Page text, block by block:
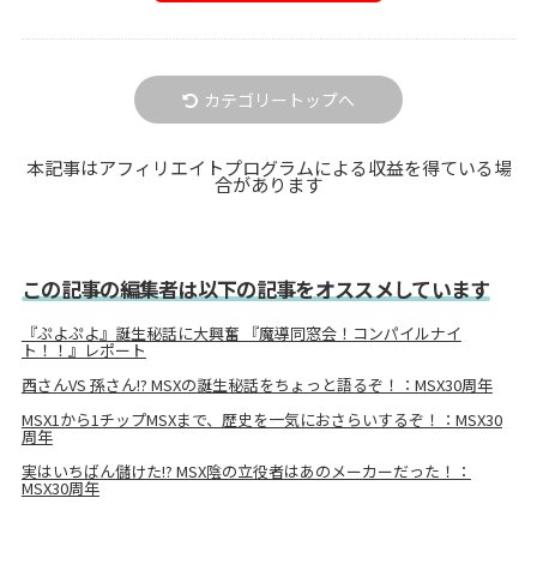
カテゴリートップへ
本記事はアフィリエイトプログラムによる収益を得ている場
合があります
この記事の編集者は以下の記事をオススメしています
『ぷよぷよ』誕生秘話に大興奮 『魔導同窓会！コンパイルナイ
ト！！』レポート
西さんVS 孫さん!? MSXの誕生秘話をちょっと語るぞ！：MSX30周年
MSX1から1チップMSXまで、歴史を一気におさらいするぞ！：MSX30
周年
実はいちばん儲けた!? MSX陰の立役者はあのメーカーだった！：
MSX30周年